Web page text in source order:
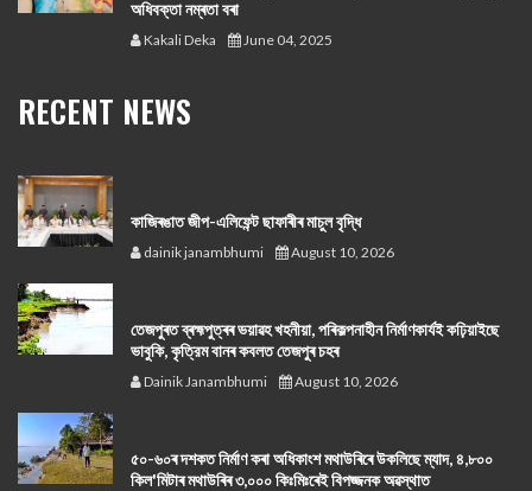
অধিবক্তা নম্ৰতা বৰা
Kakali Deka June 04, 2025
RECENT NEWS
কাজিৰঙাত জীপ-এলিফেন্ট ছাফাৰীৰ মাচুল বৃদ্ধি
dainik janambhumi August 10, 2026
তেজপুৰত ব্ৰহ্মপুত্ৰৰ ভয়াৱহ খহনীয়া, পৰিকল্পনাহীন নির্মাণকার্যই কঢ়িয়াইছে
ভাবুকি, কৃত্রিম বানৰ কবলত তেজপুৰ চহৰ
Dainik Janambhumi August 10, 2026
৫০-৬০ৰ দশকত নিৰ্মাণ কৰা অধিকাংশ মথাউৰিৰে উকলিছে ম্যাদ, ৪,৮০০
কিল'মিটাৰ মথাউৰিৰ ৩,০০০ কিঃমিঃৰেই বিপজ্জনক অৱস্থাত